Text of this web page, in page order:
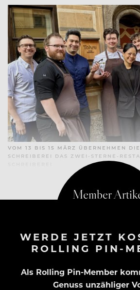
VOM 13 BIS 15 MÄRZ ÜBERNEHMEN
SCHREIBEREI DAS ZWEI-STERNE-
WERDE JETZT
ROLLING PIN-
Als Rolling Pin-Member
Genuss unzähliger